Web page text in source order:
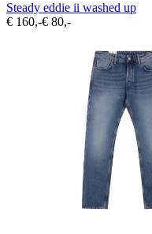
Steady eddie ii washed up
€ 160,-€ 80,-